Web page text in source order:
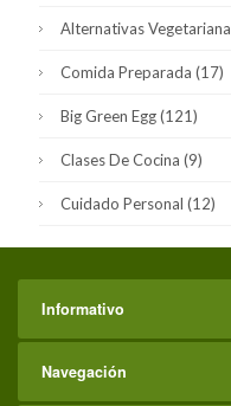
Alternativas
Comida Preparada (17)
Big Green Egg(121)
Clases De Cocina (9)
Cuidado Personal (12)
Informativo
Navegación